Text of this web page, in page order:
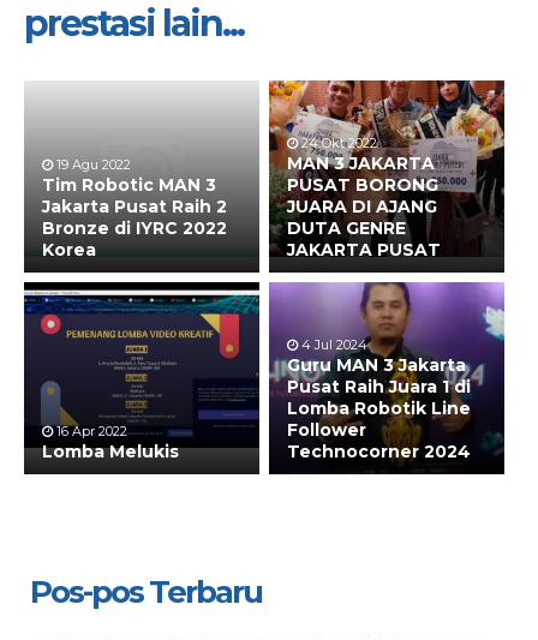
prestasi lain...
19 Agu 2022
Tim Robotic MAN 3
Jakarta Pusat Raih 2
Bronze di IYRC 2022
Korea
24 Okt 2022
MAN 3 JAKARTA
PUSAT BORONG
JUARA DI AJANG
DUTA GENRE
JAKARTA PUSAT
16 Apr 2022
Lomba Melukis
4 Jul 2024
Guru MAN 3 Jakarta
Pusat Raih Juara 1 di
Lomba Robotik Line
Follower
Technocorner 2024
Pos-pos Terbaru